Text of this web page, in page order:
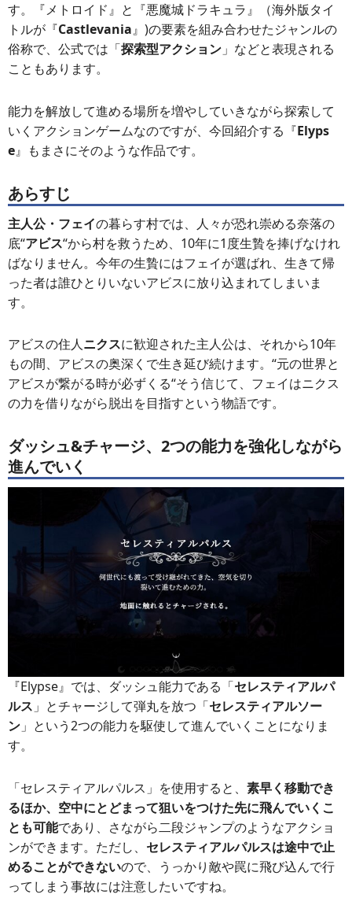
す。『メトロイド』と『悪魔城ドラキュラ』（海外版タイ
トルが『Castlevania』)の要素を組み合わせたジャンルの
俗称で、公式では「探索型アクション 」などと表現される
こともあります。
能力を解放して進める場所を増やしていきながら探索して
いくアクションゲームなのですが、今回紹介する『Elyps
e』もまさにそのような作品です。
あらすじ
主人公・フェイの暮らす村では、人々が恐れ崇める奈落の
底“アビス“から村を救うため、10年に1度生贄を捧げなけれ
ばなりません。今年の生贄にはフェイが選ばれ、生きて帰
った者は誰ひとりいないアビスに放り込まれてしまいま
す。
アビスの住人ニクスに歓迎された主人公は、それから10年
もの間、アビスの奥深くで生き延び続けます。“元の世界と
アビスが繋がる時が必ずくる“そう信じて、フェイはニクス
の力を借りながら脱出を目指すという物語です。
ダッシュ&チャージ、2つの能力を強化しながら
進んでいく
『Elypse』では、ダッシュ能力である「セレスティアルパ
ルス 」とチャージして弾丸を放つ「セレスティアルソー
ン 」という2つの能力を駆使して進んでいくことになりま
す。
「セレスティアルパルス」を使用すると、 素早く移動でき
るほか、空中にとどまって狙いをつけた先に飛んでいくこ
とも可能であり、さながら二段ジャンプのようなアクショ
ンができます。ただし、 セレスティアルパルスは途中で止
めることができないので、うっかり敵や罠に飛び込んで行
ってしまう事故には注意したいですね。